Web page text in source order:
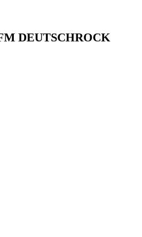
DEUTSCHROCK